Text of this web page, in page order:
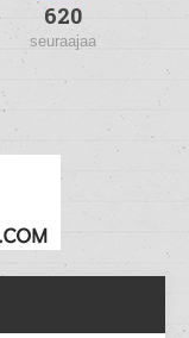
620
seuraajaa